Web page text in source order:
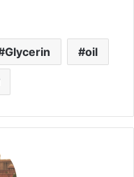
Glycerin oil